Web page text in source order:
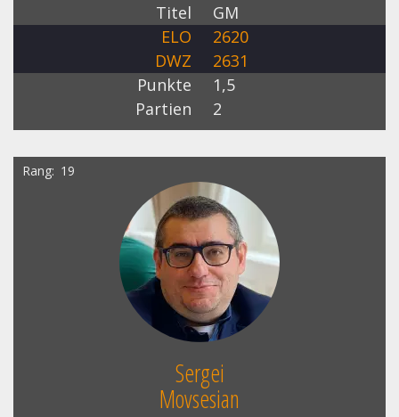
Titel
GM
ELO
2620
DWZ
2631
Punkte
1,5
Partien
2
Rang 19
Sergei
Movsesian